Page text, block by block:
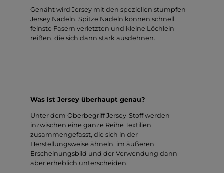
Genäht wird Jersey mit den speziellen stumpfen
Jersey Nadeln. Spitze Nadeln können schnell
feinste Fasern verletzten und kleine Löchlein
reißen, die sich dann stark ausdehnen.
Was ist Jersey überhaupt genau?
Unter dem Oberbegriff Jersey-Stoff werden
inzwischen eine ganze Reihe Textilien
zusammengefasst, die sich in der
Herstellungsweise ähneln, im äußeren
Erscheinungsbild und der Verwendung dann
aber erheblich unterscheiden.